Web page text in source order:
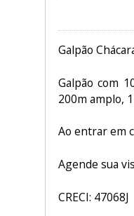
Galpão
Galpão com
200m amplo,
Ao entrar em
Agende sua
CRECI: 47068J